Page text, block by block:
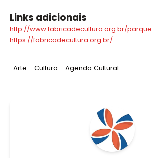
Links adicionais
http://www.fabricadecultura.org.br/
https://fabricadecultura.org.br/
Tag:
Arte Tag:
Cultura Tag:
Agenda Cultural